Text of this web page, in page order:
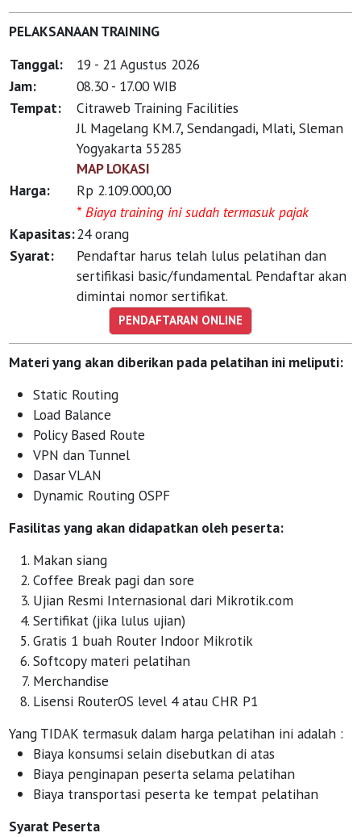
PELAKSANAAN TRAINING
Tanggal:
19 - 21 Agustus 2026
Jam:
08.30 - 17.00 WIB
Tempat:
Citraweb Training Facilities
Jl. Magelang KM.7, Sendangadi, Mlati, Sleman
Yogyakarta 55285
MAP LOKASI
Harga:
Rp 2.109.000,00
* Biaya training ini sudah termasuk pajak
Kapasitas:24 orang
Syarat:
Pendaftar harus telah lulus pelatihan dan
sertifikasi basic/fundamental. Pendaftar akan
dimintai nomor sertifikat.
Materi yang akan diberikan pada pelatihan ini meliputi:
Static Routing
Load Balance
Policy Based Route
VPN dan Tunnel
Dasar VLAN
Dynamic Routing OSPF
Fasilitas yang akan didapatkan oleh peserta:
Makan siang
Coffee Break pagi dan sore
Ujian Resmi Internasional dari Mikrotik.com
Sertifikat (jika lulus ujian)
Gratis 1 buah Router Indoor Mikrotik
Softcopy materi pelatihan
Merchandise
Lisensi RouterOS level 4 atau CHR P1
Yang TIDAK termasuk dalam harga pelatihan ini adalah :
Biaya konsumsi selain disebutkan di atas
Biaya penginapan peserta selama pelatihan
Biaya transportasi peserta ke tempat pelatihan
Syarat Peserta